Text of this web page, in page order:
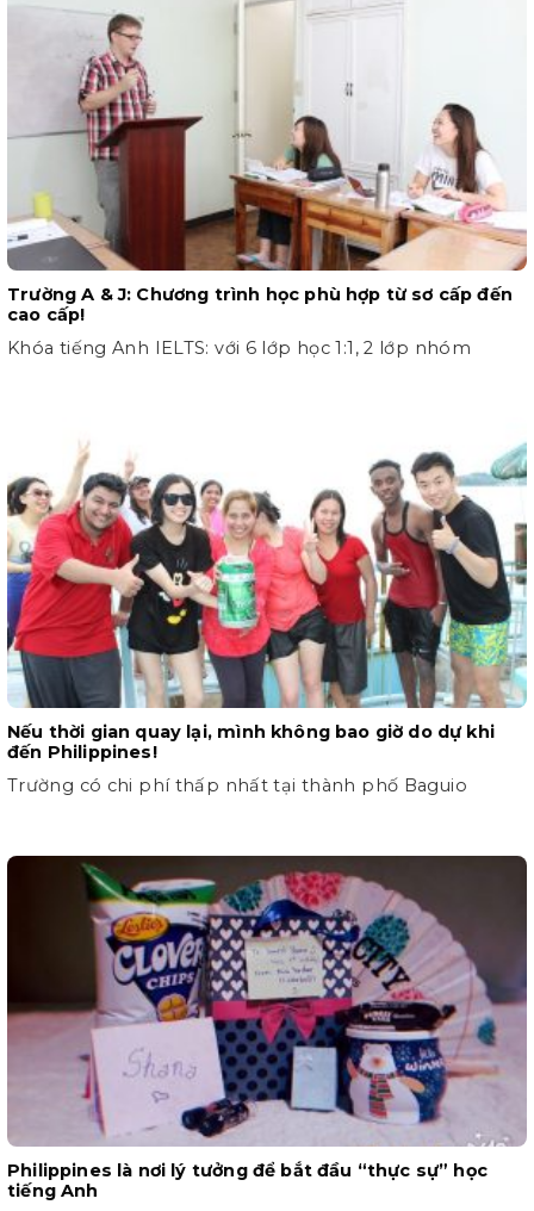
Trường A & J: Chương trình học phù hợp từ sơ cấp đến
cao cấp!
Khóa tiếng Anh IELTS: với 6 lớp học 1:1, 2 lớp nhóm
Nếu thời gian quay lại, mình không bao giờ do dự khi
đến Philippines!
Trường có chi phí thấp nhất tại thành phố Baguio
Philippines là nơi lý tưởng để bắt đầu “thực sự” học
tiếng Anh